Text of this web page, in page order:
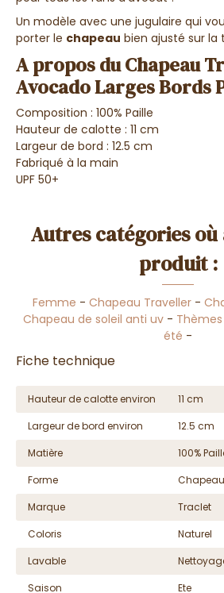
Un modèle avec une jugulaire qui
porter le chapeau bien ajusté sur la
A propos du Chapeau
Avocado Larges Bords
Composition : 100% Paille
Hauteur de calotte : 11 cm
Largeur de bord : 12.5 cm
Fabriqué à la main
UPF 50+
Autres catégories
produit :
Femme - Chapeau Traveller -
Chapeau de soleil anti uv - Thèmes
été -
Fiche technique
Hauteur de calotte environ
11 cm
Largeur de bord environ
12.5 cm
Matière
100%
Forme
Marque
Traclet
Coloris
Naturel
Lavable
Saison
Ete